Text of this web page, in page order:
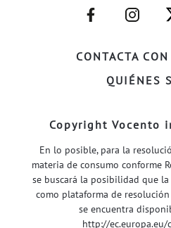
CONTACTA
QUIÉNES
–
FACEBOOK–
–
Copyright Vocento
En lo posible, para la
materia de consumo conforme
se buscará la posibilidad que
como plataforma de
se encuentra
http://ec.europa.eu/